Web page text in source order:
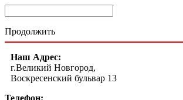
Продолжить
Наш Адрес:
г.Великий Новгород,
Воскресенский бульвар 13
Телефон: